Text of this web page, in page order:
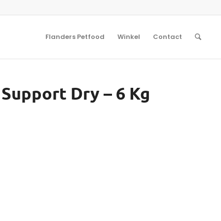
Flanders Petfood Winkel Contact
Dry – 6 Kg